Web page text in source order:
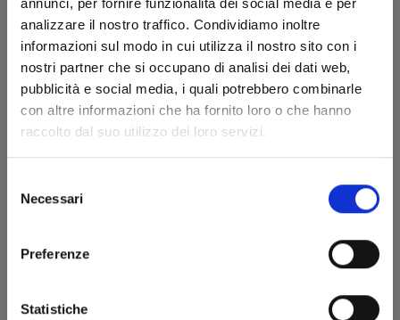
annunci, per fornire funzionalità dei social media e per
analizzare il nostro traffico. Condividiamo inoltre
informazioni sul modo in cui utilizza il nostro sito con i
nostri partner che si occupano di analisi dei dati web,
pubblicità e social media, i quali potrebbero combinarle
con altre informazioni che ha fornito loro o che hanno
raccolto dal suo utilizzo dei loro servizi.
delNecessari
Preferenze
Statistiche
n. 6